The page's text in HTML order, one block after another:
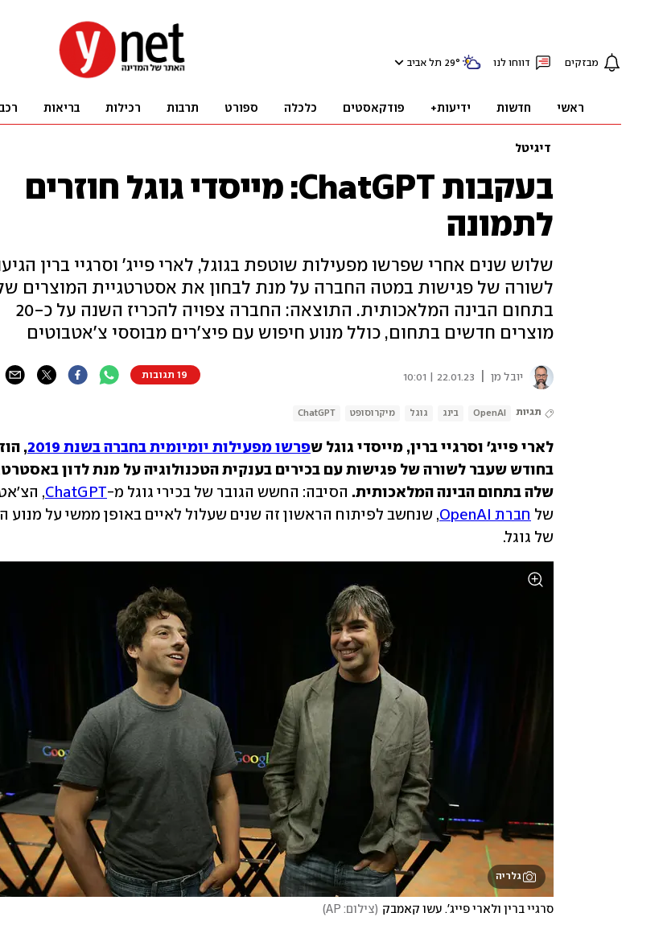
מבזקים דווחו לנו 29° תל אביב
ראשי חדשות ידיעות+ פודקאסטים כלכלה ספורט תרבות רכילות בריאות רכב
דיגיטל
בעקבות ChatGPT: מייסדי גוגל חוזרים
לתמונה
שלוש שנים אחרי שפרשו מפעילות שוטפת בגוגל, לארי פייג' וסרגיי ברין
לשורה של פגישות במטה החברה על מנת לבחון את אסטרטגיית המוצרים
בתחום הבינה המלאכותית. התוצאה: החברה צפויה להכריז השנה על כ-20
מוצרים חדשים בתחום, כולל מנוע חיפוש עם פיצ'רים מבוססי צ'אטבוטים
יובל מן 22.01.23 | 10:01 19 תגובות
תגיות OpenAI בינג גוגל מיקרוסופט ChatGPT
לארי פייג' וסרגיי ברין, מייסדי גוגל שפרשו מפעילות יומיומית בחברה בשנת 2019
שלה בתחום הבינה המלאכותית. הסיבה: החשש הגובר של בכירי גוגל מ-ChatGPT
של חברת OpenAI
של גוגל.
גלריה
סרגיי ברין ולארי פייג'. עשו קאמבק (צילום: AP )